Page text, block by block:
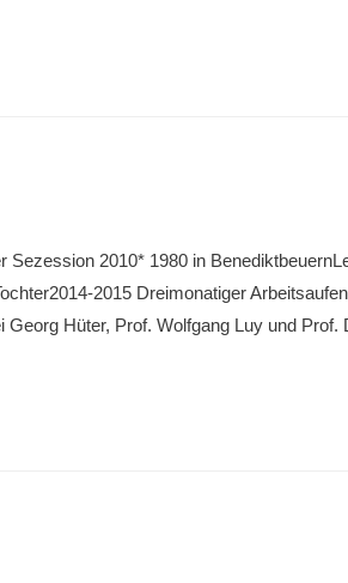
2010* 1980 in
2015 Dreimonatiger
Hüter, Prof. Wolfgang Luy und Prof.